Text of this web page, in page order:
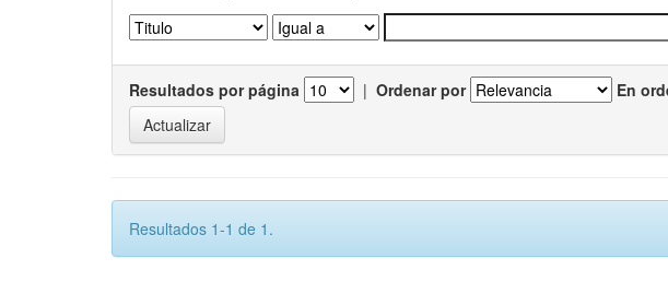
Resultados por página | Ordenar por En
Resultados 1-1 de 1.